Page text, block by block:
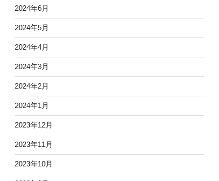
2024年6月
2024年5月
2024年4月
2024年3月
2024年2月
2024年1月
2023年12月
2023年11月
2023年10月